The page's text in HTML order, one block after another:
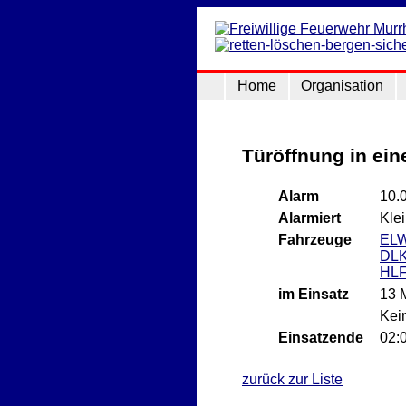
Home Organisation
Türöffnung in
Alarm
Alarmiert
Fahrzeuge
im Einsatz
13
Einsatzende
zurück zur Liste